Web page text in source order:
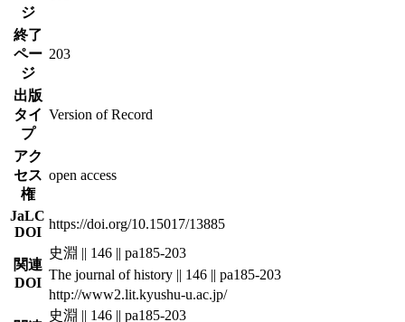
ジ
終了
ペー
ジ
203
出版
タイ
プ
Version of Record
アク
セス
権
open access
JaLC
DOI
https://doi.org/10.15017/13885
関連
DOI
史淵 || 146 || pa185-203
The journal of history || 146 || pa185-203
http://www2.lit.kyushu-u.ac.jp/
史淵 || 146 || pa185-203